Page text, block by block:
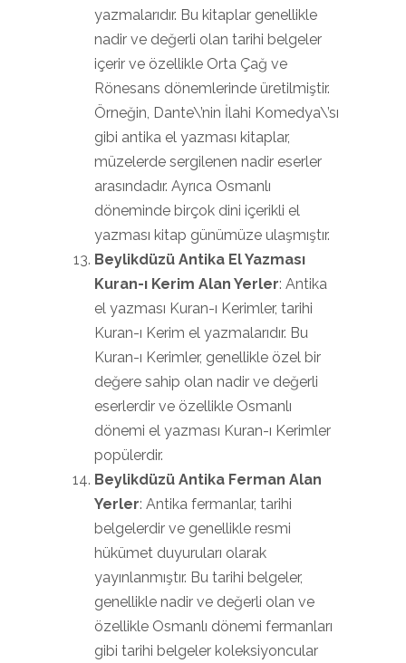
yazmalarıdır. Bu kitaplar genellikle
nadir ve değerli olan tarihi belgeler
içerir ve özellikle Orta Çağ ve
Rönesans dönemlerinde üretilmiştir.
Örneğin, Dante\’nin İlahi Komedya\’sı
gibi antika el yazması kitaplar,
müzelerde sergilenen nadir eserler
arasındadır. Ayrıca Osmanlı
döneminde birçok dini içerikli el
yazması kitap günümüze ulaşmıştır.
Beylikdüzü Antika El Yazması
Kuran-ı Kerim Alan Yerler: Antika
el yazması Kuran-ı Kerimler, tarihi
Kuran-ı Kerim el yazmalarıdır. Bu
Kuran-ı Kerimler, genellikle özel bir
değere sahip olan nadir ve değerli
eserlerdir ve özellikle Osmanlı
dönemi el yazması Kuran-ı Kerimler
popülerdir.
Beylikdüzü Antika Ferman Alan
Yerler: Antika fermanlar, tarihi
belgelerdir ve genellikle resmi
hükümet duyuruları olarak
yayınlanmıştır. Bu tarihi belgeler,
genellikle nadir ve değerli olan ve
özellikle Osmanlı dönemi fermanları
gibi tarihi belgeler koleksiyoncular